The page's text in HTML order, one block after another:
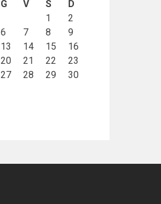
G V S D
1
2
6 7 8
9
13 14 15
16
20 21 22
23
27 28 29
30